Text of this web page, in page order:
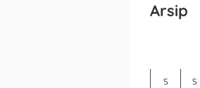
Arsip
S S